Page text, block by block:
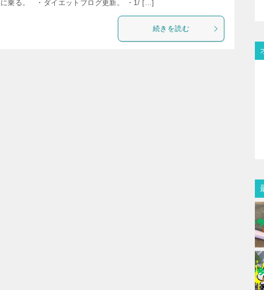
に乗る。 ・ダイエットブログ更新。 ・1/ […]
続きを読む